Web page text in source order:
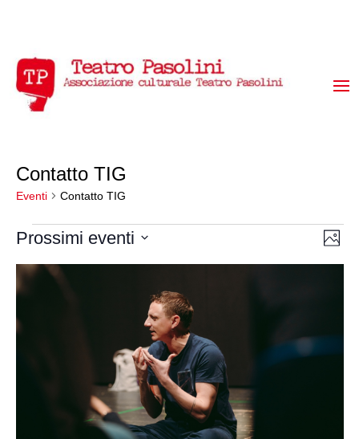
Contatto TIG
Eventi Contatto TIG
Eventi Foto
Prossimi eventi
date.
List
of
events
Photo